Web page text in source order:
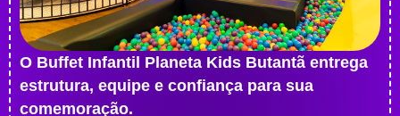
O Buffet Infantil Planeta Kids Butantã entrega
estrutura, equipe e confiança para sua
comemoração.